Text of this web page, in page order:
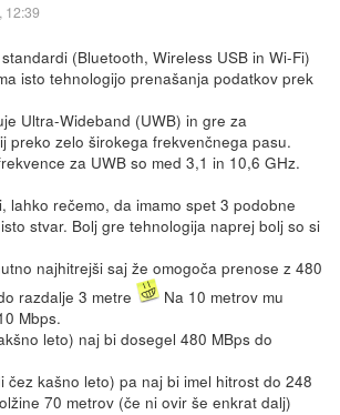
12:39
(Bluetooth, Wireless USB in Wi-Fi)
isto tehnologijo prenašanja podatkov prek
Ultra-Wideband (UWB) in gre za
preko zelo širokega frekvenčnega pasu.
za UWB so med 3,1 in 10,6 GHz.
lahko rečemo, da imamo spet 3 podobne
stvar. Bolj gre tehnologija naprej bolj so si
najhitrejši saj že omogoča prenose z 480
razdalje 3 metre
Na 10 metrov mu
Mbps.
leto) naj bi dosegel 480 MBps do
čez kašno leto) pa naj bi imel hitrost do 248
70 metrov (če ni ovir še enkrat dalj)